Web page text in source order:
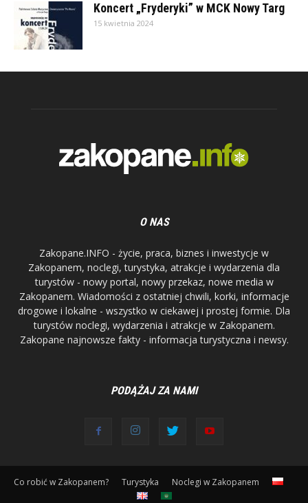
Koncert „Fryderyki” w MCK Nowy Targ
15 kwietnia 2024
O NAS
Zakopane.INFO - życie, praca, biznes i inwestycje w
Zakopanem, noclegi, turystyka, atrakcje i wydarzenia dla
turystów - nowy portal, nowy przekaz, nowe media w
Zakopanem. Wiadomości z ostatniej chwili, korki, informacje
drogowe i lokalne - wszystko w ciekawej i prostej formie. Dla
turystów noclegi, wydarzenia i atrakcje w Zakopanem.
Zakopane najnowsze fakty - informacja turystyczna i newsy.
PODĄŻAJ ZA NAMI
Co robić w Zakopanem? Turystyka Noclegi w Zakopanem